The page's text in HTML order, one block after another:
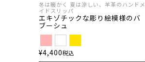
冬は暖かく 夏は涼しい、羊革のハンドメ
イドスリッパ
エキゾチックな彫り絵模様のバ
ブーシュ
¥4,400税込